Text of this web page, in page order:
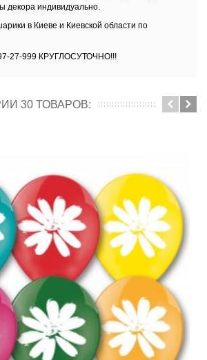
декора индивидуально.
в Киеве и Киевской области по
27-999 КРУГЛОСУТОЧНО!!!
30 ТОВАРОВ: